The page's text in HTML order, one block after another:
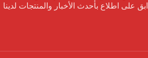
ابق على اطلاع بأحدث الأخبار والمنتجات لدينا